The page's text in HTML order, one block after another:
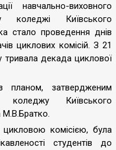
навчально-виховного
коледжі Київського
стало проведення днів
циклових комісій. З 21
тривала декада циклової
планом, затвердженим
коледжу Київського
М.В.Братко.
цикловою комісією, була
студентів до